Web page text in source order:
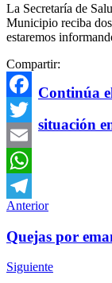
Continúa
situación
La Secretaría de
Municipio reciba
estaremos
Compartir:
Facebook
Twitter
Email
WhatsApp
Telegram
Anterior
Quejas por
Siguiente